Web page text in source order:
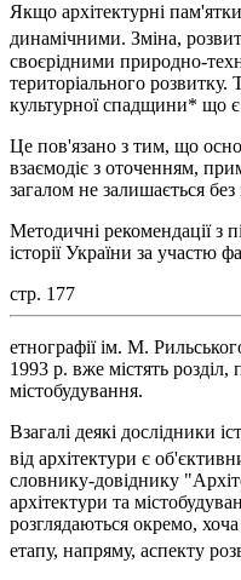
Якщо архітектурні
динамічними. Зміна,
своєрідними природно-
територіального
культурної спадщини* що є
Це пов'язано з тим, що
взаємодіє з оточенням,
загалом не залишається без
Методичні рекомендації з
історії України за участю
стр. 177
етнографії ім. М.
1993 р. вже містять
містобудування.
Взагалі деякі дослідники
від архітектури є
словнику-довіднику
архітектури та
розглядаються окремо,
етапу, напряму, аспекту